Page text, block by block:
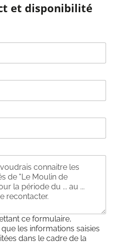
et disponibilité
ce formulaire,
les informations saisies
dans le cadre de la